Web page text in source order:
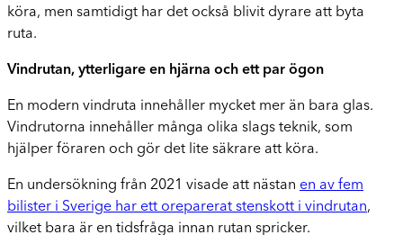
köra, men samtidigt har det också blivit dyrare att byta
ruta.
Vindrutan, ytterligare en hjärna och ett par ögon
En modern vindruta innehåller mycket mer än bara glas.
Vindrutorna innehåller många olika slags teknik, som
hjälper föraren och gör det lite säkrare att köra.
En undersökning från 2021 visade att nästan en av fem
bilister i Sverige har ett oreparerat stenskott i vindrutan,
vilket bara är en tidsfråga innan rutan spricker.